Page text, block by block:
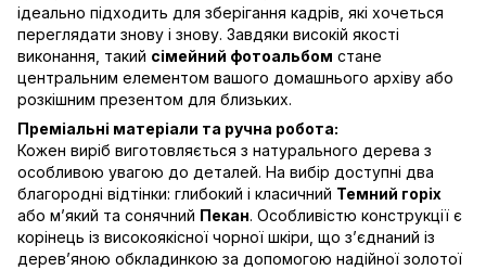
ідеально підходить для зберігання кадрів, які хочеться
переглядати знову і знову. Завдяки високій якості
виконання, такий сімейний фотоальбом стане
центральним елементом вашого домашнього архіву або
розкішним презентом для близьких.
Преміальні матеріали та ручна робота:
Кожен виріб виготовляється з натурального дерева з
особливою увагою до деталей. На вибір доступні два
благородні відтінки: глибокий і класичний Темний горіх
або м’який та сонячний Пекан. Особливістю конструкції є
корінець із високоякісної чорної шкіри, що з’єднаний із
дерев’яною обкладинкою за допомогою надійної золотої